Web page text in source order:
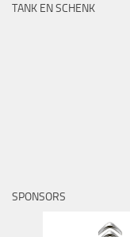
TANK EN SCHENK
SPONSORS